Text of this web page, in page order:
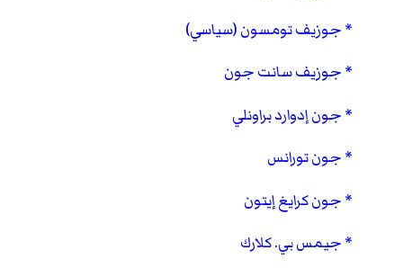
جوزيف تومسون (سياسي)
جوزيف سانت جون
جون إدوارد براونلي
جون تورانس
جون كرايغ إيتون
جيمس بي. كلارك